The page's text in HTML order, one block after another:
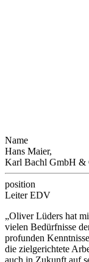
Name
Hans Maier,
Karl Bachl GmbH &
position
Leiter EDV
„Oliver Lüders hat
vielen Bedürfnisse
profunden
die zielgerichtete
auch in Zukunft auf